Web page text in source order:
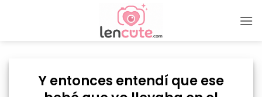
Y entonces entendí que ese